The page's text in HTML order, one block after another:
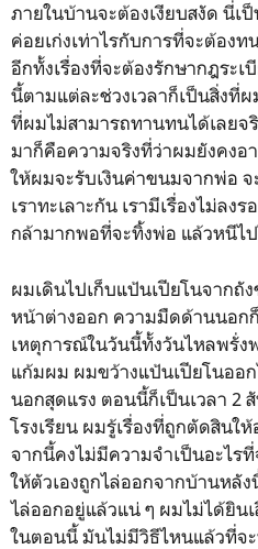
ภายในบ้านจะต้องเงียบสงัด นี่
ค่อยเก่งเท่าไรกับการที่จะต้อง
อีกทั้งเรื่องที่จะต้องรักษากฎระ
นี้ตามแต่ละช่วงเวลาก็เป็นสิ่งที่
ที่ผมไม่สามารถทานทนได้เลยจ
มาก็คือความจริงที่ว่าผมยังคง
ให้ผมจะรับเงินค่าขนมจากพ่อ
เราทะเลาะกัน เรามีเรื่องไม่ล
กล้ามากพอที่จะทิ้งพ่อ แล้วหนีไ
ผมเดินไปเก็บแป้นเปียโนจากถั
หน้าต่างออก ความมืดด้านนอก
เหตุการณ์ในวันนี้ทั้งวันไหลพรั่ง
แก้มผม ผมขว้างแป้นเปียโนออ
นอกสุดแรง ตอนนี้ก็เป็นเวลา 2
โรงเรียน ผมรู้เรื่องที่ถูกตัดสินใ
จากนี้คงไม่มีความจำเป็นอะไร
ให้ตัวเองถูกไล่ออกจากบ้านหลัง
ไล่ออกอยู่แล้วแน่ ๆ ผมไม่ได้ยิน
ในตอนนี้ มันไม่มีวิธีไหนแล้วที่จ